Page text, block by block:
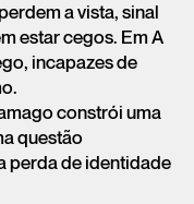
a vista, sinal
estar cegos. Em A
incapazes de
constrói uma
questão
perda de identidade